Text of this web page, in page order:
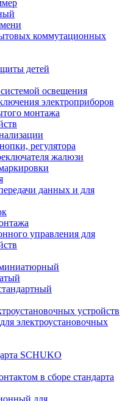
коммутационных
детей
освещения
электроприборов
монтажа
регулятора
жалюзи
данных и для
управления для
устройств
электроустановочных
SCHUKO
в сборе стандарта
для